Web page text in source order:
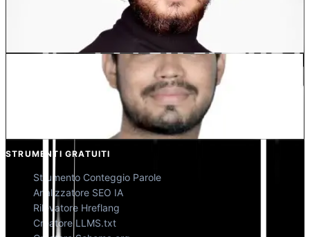
Co-Fondatore @MultiLipi
Kunal Singh Shekhawat
STRUMENTI GRATUITI
Strumento Conteggio Parole
Analizzatore SEO IA
Rilevatore Hreflang
Creatore LLMS.txt